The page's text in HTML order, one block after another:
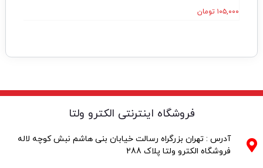
۱۰۵,۰۰۰ تومان
فروشگاه اینترنتی الکترو ولتا
آدرس : تهران بزرگراه رسالت خیابان بنی هاشم نبش کوچه لاله
فروشگاه الکترو ولتا پلاک 288